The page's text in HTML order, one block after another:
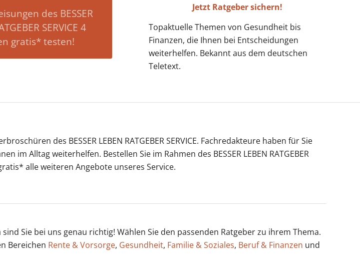
des BESSER
SERVICE 4
gratis* testen!
Jetzt Ratgeber sichern!
Topaktuelle Themen von Gesundheit bis
Finanzen, die Ihnen bei Entscheidungen
weiterhelfen. Bekannt aus dem deutschen
Teletext.
des BESSER LEBEN RATGEBER SERVICE. Fachredakteure haben für Sie
Alltag weiterhelfen. Bestellen Sie im Rahmen des BESSER LEBEN RATGEBER
alle weiteren Angebote unseres Service.
Sie bei uns genau richtig! Wählen Sie den passenden Ratgeber zu ihrem Thema.
Bereichen Rente & Vorsorge, Gesundheit, Familie & Soziales, Beruf & Finanzen und